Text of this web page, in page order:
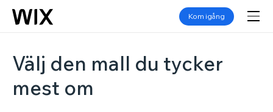
Kom igång
Välj den mall du tycker
mest om